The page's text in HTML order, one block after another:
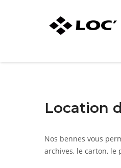
Location
Nos bennes vous
archives, le carton, le